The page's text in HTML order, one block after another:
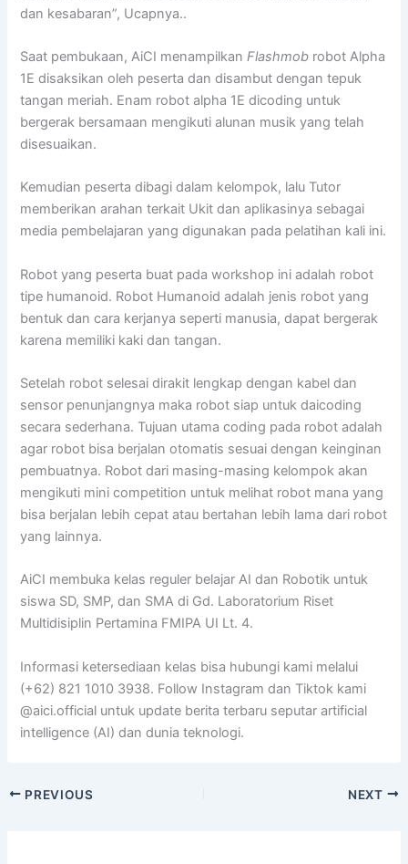
dan kesabaran”, Ucapnya..
Saat pembukaan, AiCI menampilkanFlashmob robot Alpha
1E disaksikan oleh peserta dan disambut dengan tepuk
tangan meriah. Enam robot alpha 1E dicoding untuk
bergerak bersamaan mengikuti alunan musik yang telah
disesuaikan.
Kemudian peserta dibagi dalam kelompok, lalu Tutor
memberikan arahan terkait Ukit dan aplikasinya sebagai
media pembelajaran yang digunakan pada pelatihan kali ini.
Robot yang peserta buat pada workshop ini adalah robot
tipe humanoid. Robot Humanoid adalah jenis robot yang
bentuk dan cara kerjanya seperti manusia, dapat bergerak
karena memiliki kaki dan tangan.
Setelah robot selesai dirakit lengkap dengan kabel dan
sensor penunjangnya maka robot siap untuk daicoding
secara sederhana. Tujuan utama coding pada robot adalah
agar robot bisa berjalan otomatis sesuai dengan keinginan
pembuatnya. Robot dari masing-masing kelompok akan
mengikuti mini competition untuk melihat robot mana yang
bisa berjalan lebih cepat atau bertahan lebih lama dari robot
yang lainnya.
AiCI membuka kelas reguler belajar AI dan Robotik untuk
siswa SD, SMP, dan SMA di Gd. Laboratorium Riset
Multidisiplin Pertamina FMIPA UI Lt. 4.
Informasi ketersediaan kelas bisa hubungi kami melalui
(+62) 821 1010 3938. Follow Instagram dan Tiktok kami
@aici.official untuk update berita terbaru seputar artificial
intelligence (AI) dan dunia teknologi.
PREVIOUS NEXT